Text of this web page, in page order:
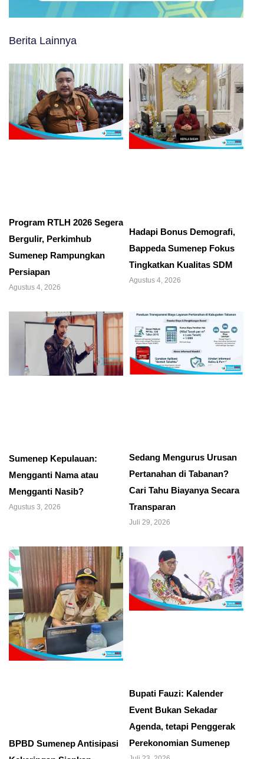
Berita Lainnya
Program RTLH 2026 Segera
Bergulir, Perkimhub
Sumenep Rampungkan
Persiapan
Agustus 4, 2026
Hadapi Bonus Demografi,
Bappeda Sumenep Fokus
Tingkatkan Kualitas SDM
Agustus 4, 2026
Sumenep Kepulauan:
Mengganti Nama atau
Mengganti Nasib?
Agustus 3, 2026
Sedang Mengurus Urusan
Pertanahan di Tabanan?
Cari Tahu Biayanya Secara
Transparan
Juli 29, 2026
BPBD Sumenep Antisipasi
Bupati Fauzi: Kalender
Event Bukan Sekadar
Agenda, tetapi Penggerak
Perekonomian Sumenep